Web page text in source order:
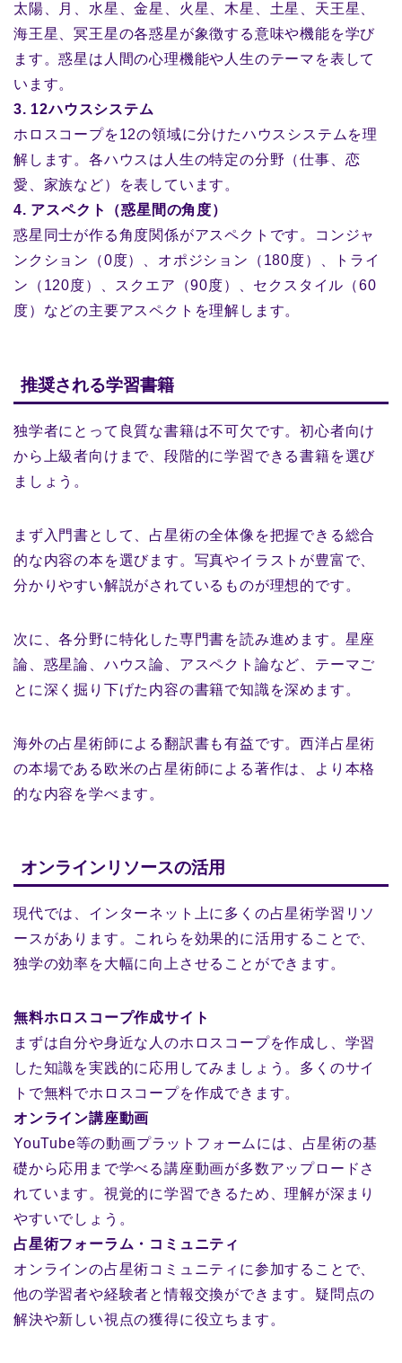
太陽、月、水星、金星、火星、木星、土星、天王星、
海王星、冥王星の各惑星が象徴する意味や機能を学び
ます。惑星は人間の心理機能や人生のテーマを表して
います。
3. 12ハウスシステム
ホロスコープを12の領域に分けたハウスシステムを理
解します。各ハウスは人生の特定の分野（仕事、恋
愛、家族など）を表しています。
4. アスペクト（惑星間の角度）
惑星同士が作る角度関係がアスペクトです。コンジャ
ンクション（0度）、オポジション（180度）、トライ
ン（120度）、スクエア（90度）、セクスタイル（60
度）などの主要アスペクトを理解します。
推奨される学習書籍
独学者にとって良質な書籍は不可欠です。初心者向け
から上級者向けまで、段階的に学習できる書籍を選び
ましょう。
まず入門書として、占星術の全体像を把握できる総合
的な内容の本を選びます。写真やイラストが豊富で、
分かりやすい解説がされているものが理想的です。
次に、各分野に特化した専門書を読み進めます。星座
論、惑星論、ハウス論、アスペクト論など、テーマご
とに深く掘り下げた内容の書籍で知識を深めます。
海外の占星術師による翻訳書も有益です。西洋占星術
の本場である欧米の占星術師による著作は、より本格
的な内容を学べます。
オンラインリソースの活用
現代では、インターネット上に多くの占星術学習リソ
ースがあります。これらを効果的に活用することで、
独学の効率を大幅に向上させることができます。
無料ホロスコープ作成サイト
まずは自分や身近な人のホロスコープを作成し、学習
した知識を実践的に応用してみましょう。多くのサイ
トで無料でホロスコープを作成できます。
オンライン講座動画
YouTube等の動画プラットフォームには、占星術の基
礎から応用まで学べる講座動画が多数アップロードさ
れています。視覚的に学習できるため、理解が深まり
やすいでしょう。
占星術フォーラム・コミュニティ
オンラインの占星術コミュニティに参加することで、
他の学習者や経験者と情報交換ができます。疑問点の
解決や新しい視点の獲得に役立ちます。